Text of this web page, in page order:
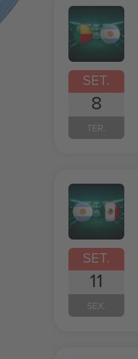
SET.
8
TER.
SET.
11
SEX.